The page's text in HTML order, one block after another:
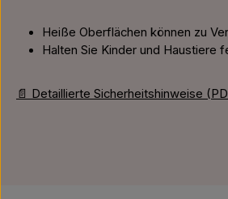
Heiße Oberflächen können zu
Halten Sie Kinder und Haustiere
📄 Detaillierte Sicherheitshinweise